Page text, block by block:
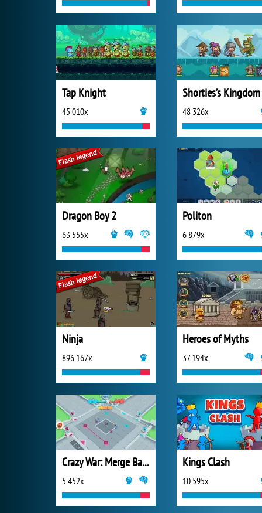
Tap Knight
45 010x
Shorties’s
48 326x
Dragon Boy 2
63 555x
Politon
6 879x
Ninja
896 167x
Heroes of Myths
37 194x
Crazy War: Merge Battle
5 452x
Kings Clash
10 595x